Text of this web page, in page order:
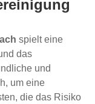
spielt eine
das
und
um eine
die das Risiko